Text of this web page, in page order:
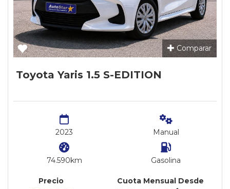
Comparar
Toyota Yaris 1.5 S-EDITION
2023
74.590km
Manual
Gasolina
Precio Cuota Mensual Desde